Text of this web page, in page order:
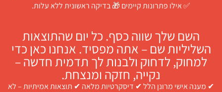
✅ אילו פתרונות קיימים 🎁 בדיקה ראשונית ללא עלות.
השם שלך שווה כסף. כל יום שהתוצאות
השליליות שם – אתה מפסיד. אנחנו כאן כדי
למחוק, לדחוק ולבנות לך תדמית חדשה –
נקייה, חזקה ומנצחת.
✔ מענה אישי מרונן הלל ✔ דיסקרטיות מלאה ✔ תוצאות אמיתיות – לא